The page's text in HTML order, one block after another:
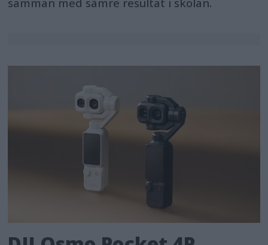
suggested retail price of $149 USD
https://ulms.sony.net as of Spring
[1] A license must be downloaded
from Sony’s camera upgrade
imaging/custom-gridline
installed in the camera.
[2] Future compatible models will be